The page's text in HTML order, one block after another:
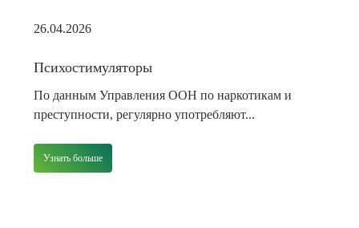
26.04.2026
Психостимуляторы
По данным Управления ООН по наркотикам и
преступности, регулярно употребляют...
Узнать больше